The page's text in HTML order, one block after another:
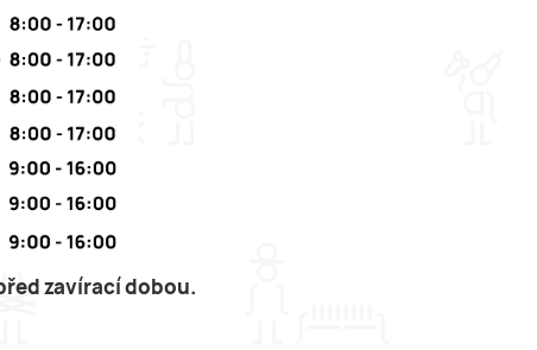
zavírací dobou.